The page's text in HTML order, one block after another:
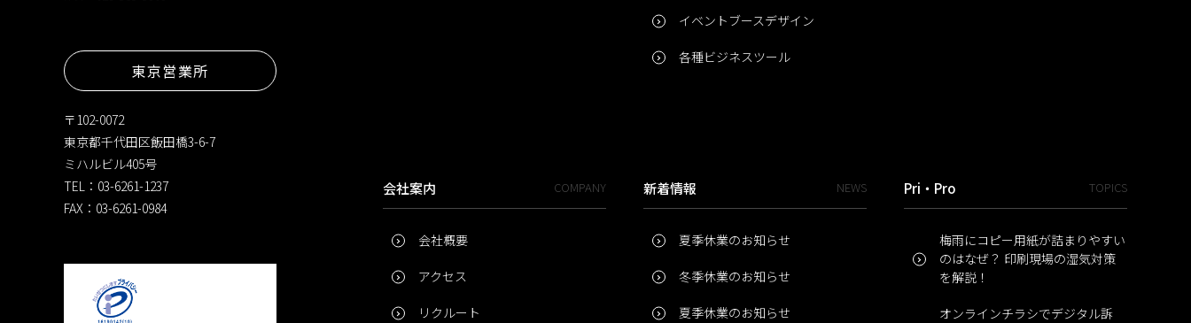
東京営業所
〒102-0072
東京都千代田区飯田橋3-6-7
ミハルビル405号
TEL：03-6261-1237
FAX：03-6261-0984
イベントブースデザイン
各種ビジネスツール
会社案内 COMPANY
会社概要
アクセス
リクルート
新着情報 NEWS
夏季休業のお知らせ
冬季休業のお知らせ
夏季休業のお知らせ
Pri・Pro TOPICS
梅雨にコピー用紙が詰まりやすい
のはなぜ？ 印刷現場の湿気対策
を解説！
オンラインチラシでデジタル訴